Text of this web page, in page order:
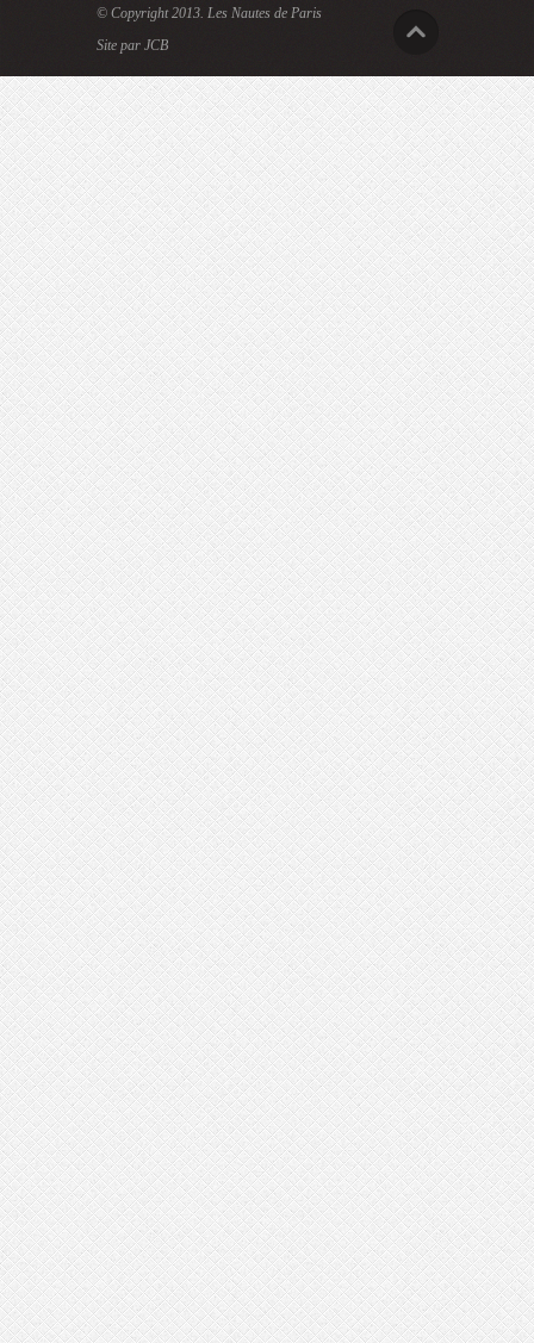
© Copyright 2013. Les Nautes de Paris
Site par JCB